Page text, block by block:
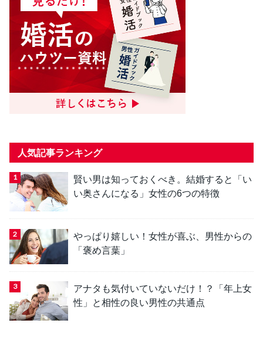
人気記事ランキング
賢い男は知っておくべき。結婚すると「い
い奥さんになる」女性の6つの特徴
やっぱり嬉しい！女性が喜ぶ、男性からの
「褒め言葉」
アナタも気付いていないだけ！？「年上女
性」と相性の良い男性の共通点